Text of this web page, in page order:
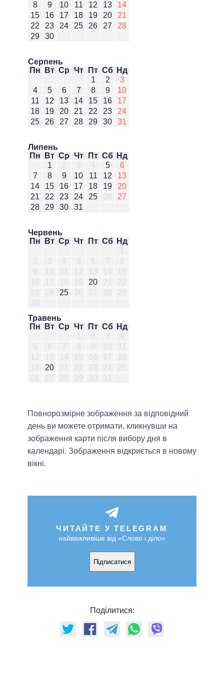
8
9 10 11 12 13
14
15
16 17 18 19 20
21
22
23 24 25 26 27
28
29
30
Серпень
Пн
Вт Ср Чт Пт Сб Нд
1
2
3
4
5 6 7 8 9
10
11
12 13 14 15 16
17
18
19 20 21 22 23
24
25
26 27 28 29 30 31
Липень
Пн
Вт Ср Чт Пт Сб Нд
1
5
6
7
8 9 10 11 12
13
14
15 16 17 18 19
20
21
22 23 24 25
27
28
29 30 31
Червень
Пн
Вт Ср Чт Пт Сб Нд
20
25
Травень
Пн
Вт Ср Чт Пт Сб Нд
20
Повнорозмірне зображення за відповідний
день ви можете отримати, кликнувши на
зображення карти після вибору дня в
календарі. Зображення відкриється в новому
вікні.
ЧИТАЙТЕ У TELEGRAM
найважливіше від «Слово і діло»
Підписатися
Поділитися: